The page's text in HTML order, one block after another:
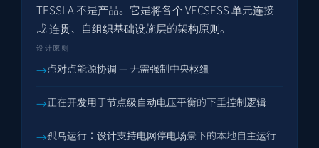
TESSLA 不是产品。它是将各个 VECSESS 单元连接
成 连贯、自组织基础设施层的架构原则。
设计原则
点对点能源协调 — 无需强制中央枢纽
正在开发用于节点级自动电压平衡的下垂控制逻辑
孤岛运行：设计支持电网停电场景下的本地自主运行